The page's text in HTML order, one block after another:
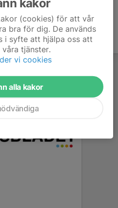
(cookies) för att vår
bra för dig. De används
i syfte att hjälpa oss att
tjänster.
vi cookies
alla kakor